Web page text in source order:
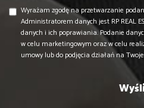
Wyrażam zgodę na przetwarzanie
Administratorem danych jest RP REAL
danych i ich poprawiania. Podanie
w celu marketingowym oraz w celu
umowy lub do podjęcia działań na